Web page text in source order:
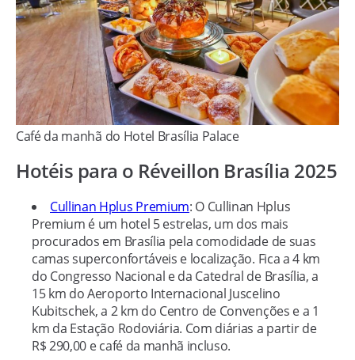
Café da manhã do Hotel Brasília Palace
Hotéis para o Réveillon Brasília 2025
Cullinan Hplus Premium: O Cullinan Hplus
Premium é um hotel 5 estrelas, um dos mais
procurados em Brasília pela comodidade de suas
camas superconfortáveis e localização. Fica a 4 km
do Congresso Nacional e da Catedral de Brasília, a
15 km do Aeroporto Internacional Juscelino
Kubitschek, a 2 km do Centro de Convenções e a 1
km da Estação Rodoviária. Com diárias a partir de
R$ 290,00 e café da manhã incluso.